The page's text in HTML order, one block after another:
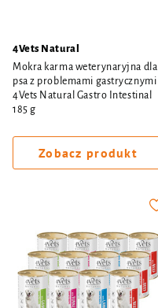
4Vets Natural
Mokra karma weterynaryjna dla
psa z problemami gastrycznymi
4Vets Natural Gastro Intestinal
185 g
Zobacz produkt